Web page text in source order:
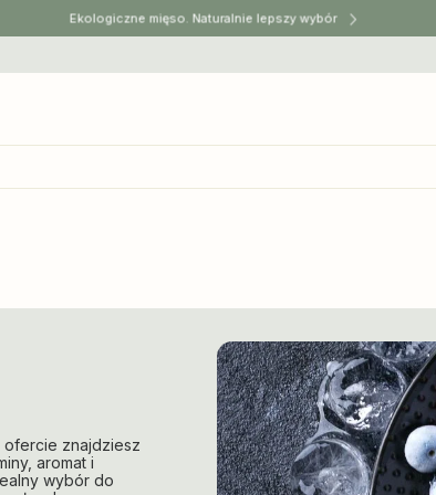
Ekologiczne mięso. Naturalnie lepszy wybór
ofercie znajdziesz
aromat i
wybór do